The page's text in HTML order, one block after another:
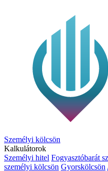
Személyi kölcsön
Kalkulátorok
Személyi hitel Fogyasztóbarát
személyi kölcsön Gyorskölcsön